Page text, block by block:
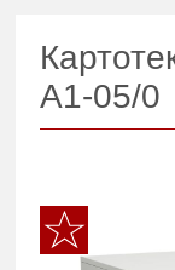
A1-05/0